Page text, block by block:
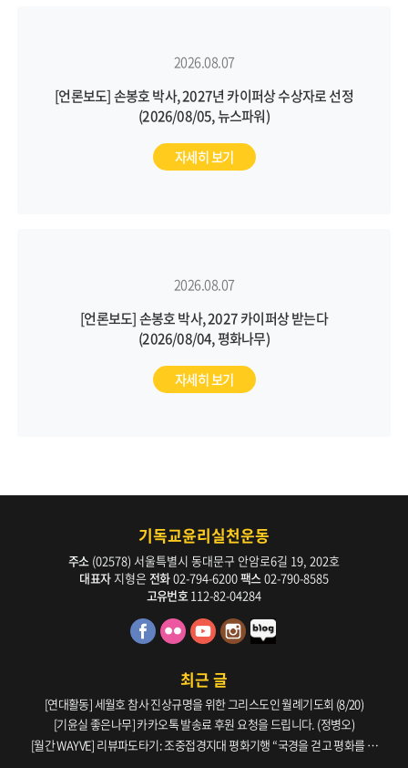
2026.08.07
[언론보도] 손봉호 박사, 2027년 카이퍼상 수상자로 선정
(2026/08/05, 뉴스파워)
자세히 보기
2026.08.07
[언론보도] 손봉호 박사, 2027 카이퍼상 받는다
(2026/08/04, 평화나무)
자세히 보기
기독교윤리실천운동
주소 (02578) 서울특별시 동대문구 안암로6길 19, 202호
대표자지형은 전화02-794-6200팩스 02-790-8585
고유번호 112-82-04284
최근 글
[연대활동] 세월호 참사 진상규명을 위한 그리스도인 월례기도회 (8/20)
[기윤실 좋은나무] 카카오톡 발송료 후원 요청을 드립니다. (정병오)
[월간 WAYVE] 리뷰파도타기: 조중접경지대 평화기행 “국경을 걷고 평화를 생